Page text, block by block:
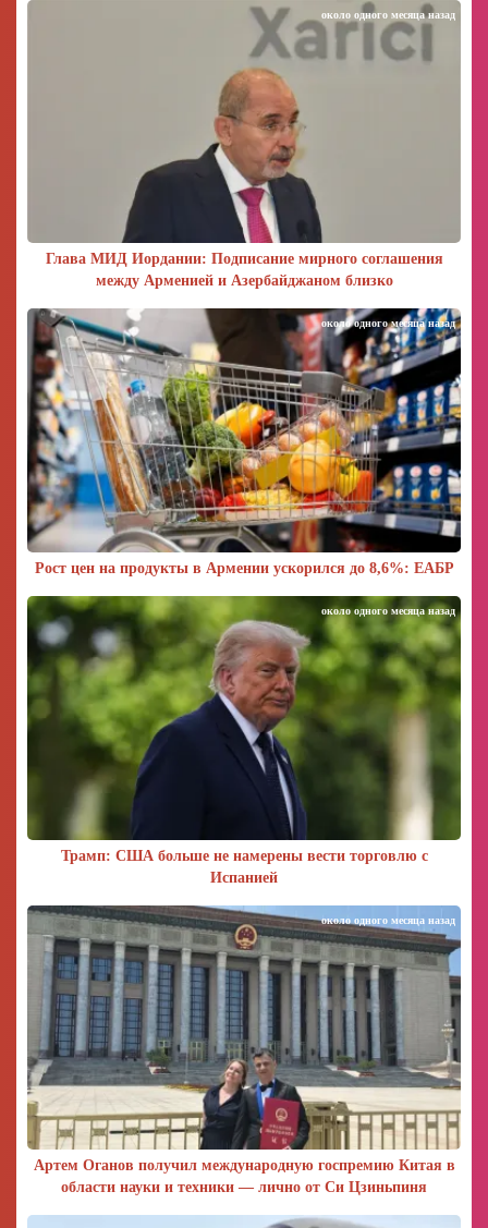
Глава МИД Иордании: Подписание мирного соглашения
между Арменией и Азербайджаном близко
около одного месяца назад
Рост цен на продукты в Армении ускорился до 8,6%: ЕАБР
около одного месяца назад
Трамп: США больше не намерены вести торговлю с
Испанией
около одного месяца назад
Артем Оганов получил международную госпремию Китая в
области науки и техники — лично от Си Цзиньпиня
около одного месяца назад